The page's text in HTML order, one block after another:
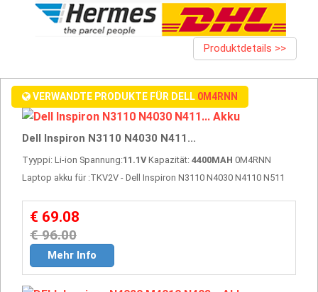
Produktdetails >>
VERWANDTE PRODUKTE FÜR DELL 0M4RNN
Dell Inspiron N3110 N4030 N411...
Tyyppi: Li-ion Spannung:11.1V Kapazität: 4400MAH 0M4RNN
Laptop akku für :TKV2V - Dell Inspiron N3110 N4030 N4110 N511
€ 69.08
€ 96.00
Mehr Info